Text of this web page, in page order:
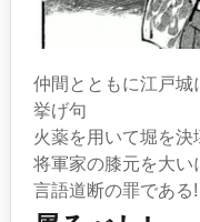
仲間とともに江戸城
挙げ句
火薬を用いて堀を決
将軍家の膝元を大い
言語道断の罪である!